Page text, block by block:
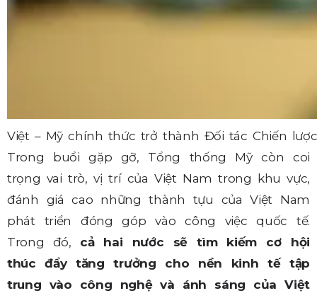
Việt – Mỹ chính thức trở thành Đối tác Chiến
Trong buổi gặp gỡ, Tổng thống Mỹ còn coi
trọng vai trò, vị trí của Việt Nam trong khu vực,
đánh giá cao những thành tựu của Việt Nam
phát triển đóng góp vào công việc quốc tế.
Trong đó, cả hai nước sẽ tìm kiếm cơ hội
thúc đẩy tăng trưởng cho nền kinh tế tập
trung vào công nghệ và ánh sáng của Việt